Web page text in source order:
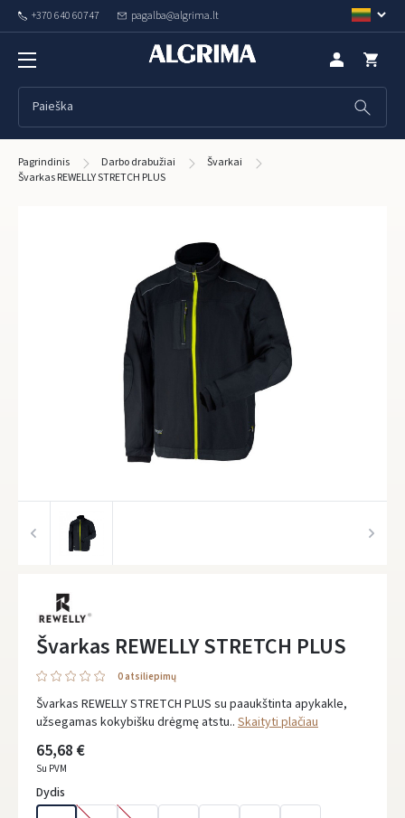
+370 640 60747 pagalba@algrima.lt
Pagrindinis Darbo drabužiai
Švarkai
Švarkas REWELLY STRETCH PLUS
Švarkas REWELLY STRETCH PLUS
0 atsiliepimų
Švarkas REWELLY STRETCH PLUS su paaukštinta apykakle,
užsegamas kokybišku drėgmę atstu.. Skaityti plačiau
65,68 €
Su PVM
Dydis